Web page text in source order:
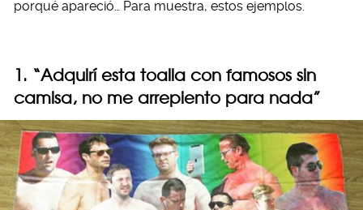
porqué apareció… Para muestra, estos ejemplos.
1. “Adquirí esta toalla con famosos sin
camisa, no me arrepiento para nada”